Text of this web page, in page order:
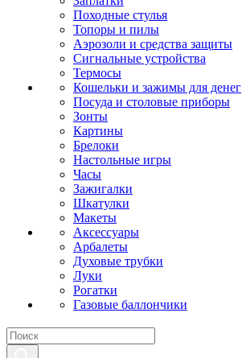
Походные стулья
Топоры и пилы
Аэрозоли и средства защиты
Сигнальные устройства
Термосы
Кошельки и зажимы для денег
Посуда и столовые приборы
Зонты
Картины
Брелоки
Настольные игры
Часы
Зажигалки
Шкатулки
Макеты
Аксессуары
Арбалеты
Духовые трубки
Луки
Рогатки
Газовые баллончики